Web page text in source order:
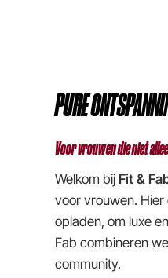
PURE
Voor vrouwen die niet
Welkom bij Fit &
voor vrouwen. Hier
opladen, om luxe
Fab combineren
community.